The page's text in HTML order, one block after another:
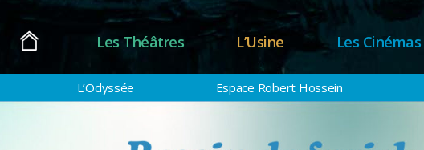
Les Théâtres L’Usine Les Cinémas
L’Odyssée Espace Robert Hossein